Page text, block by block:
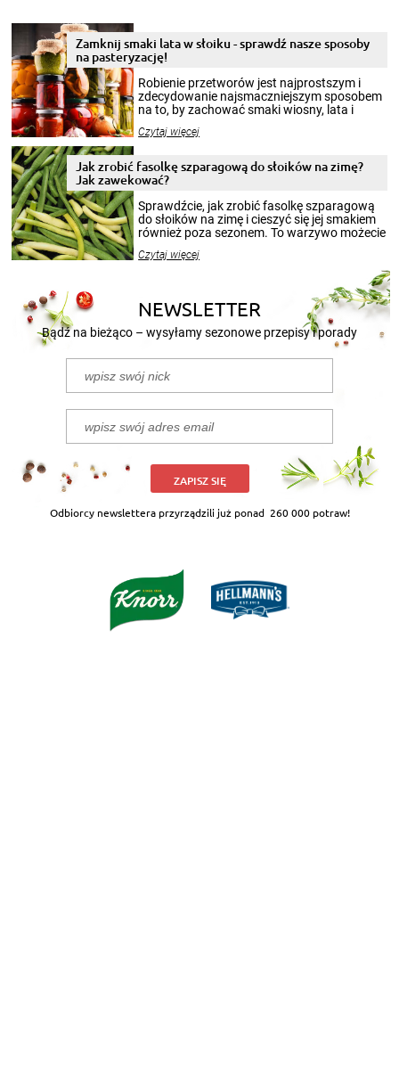
Zamknij smaki lata w słoiku - sprawdź nasze sposoby
na pasteryzację!
Robienie przetworów jest najprostszym i
zdecydowanie najsmaczniejszym sposobem
na to, by zachować smaki wiosny, lata i
krajobrazów, by cieszyć nimi oko w sezonie
pełni poczuć atmosferę cieplejszych
miesięcy. Przygotowanie słoików ze
patenty, które pozwolą zachować świeżość
przetworów.
Czytaj więcej
Jak zrobić fasolkę szparagową do słoików na zimę?
Jak zawekować?
Sprawdźcie, jak zrobić fasolkę szparagową
do słoików na zimę i cieszyć się jej smakiem
również poza sezonem. To warzywo możecie
nasze propozycje!
Czytaj więcej
NEWSLETTER
Bądź na bieżąco – wysyłamy sezonowe przepisy i porady
ZAPISZ SIĘ
Odbiorcy newslettera przyrządzili już ponad 260 000 potraw!